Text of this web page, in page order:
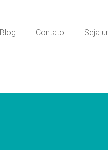
Blog Contato Seja